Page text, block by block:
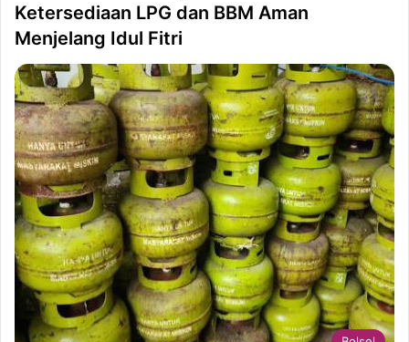
Ketersediaan LPG dan BBM Aman
Menjelang Idul Fitri